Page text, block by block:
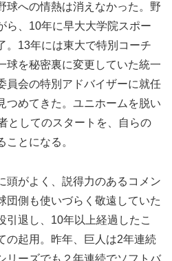
球への情熱は消えなかった。野
ら、10年に早大大学院スポー
。13年には東大で特別コーチ
球を秘密裏に変更していた統一
員会の特別アドバイザーに就任
つめてきた。ユニホームを脱い
としてのスタートを、自らの
ことになる。
頭がよく、説得力のあるコメン
団側も使いづらく敬遠していた
引退し、10年以上経過したこ
の起用。昨年、巨人は2年連続
リーズでも２年連続でソフトバ